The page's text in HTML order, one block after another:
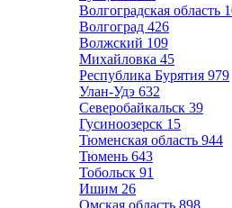
Волгоградская область
Волгоград 426
Волжский 109
Михайловка 45
Республика Бурятия 979
Улан-Удэ 632
Северобайкальск 39
Гусиноозерск 15
Тюменская область 944
Тюмень 643
Тобольск 91
Ишим 26
Омская область 898